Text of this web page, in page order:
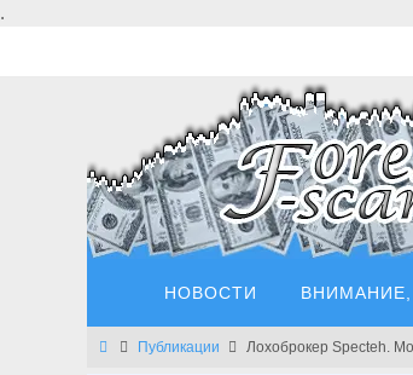
.
НОВОСТИ
Главная
Публикации Лохоброкер Specteh.